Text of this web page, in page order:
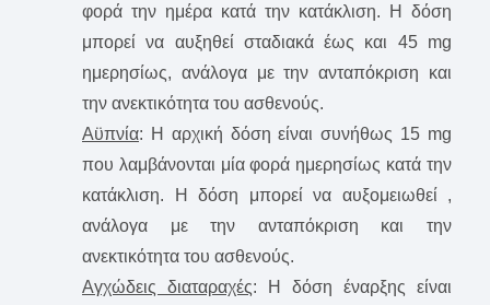
φορά την ημέρα κατά την κατάκλιση. Η δόση
μπορεί να αυξηθεί σταδιακά έως και 45 mg
ημερησίως, ανάλογα με την ανταπόκριση και
την ανεκτικότητα του ασθενούς.
Αϋπνία: Η αρχική δόση είναι συνήθως 15 mg
που λαμβάνονται μία φορά ημερησίως κατά την
κατάκλιση. Η δόση μπορεί να αυξομειωθεί ,
ανάλογα με την ανταπόκριση και την
ανεκτικότητα του ασθενούς.
Αγχώδεις διαταραχές: Η δόση έναρξης είναι